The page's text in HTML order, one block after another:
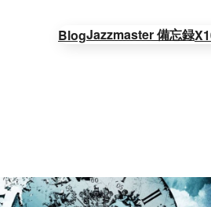
BlogJazzmaster 備忘録